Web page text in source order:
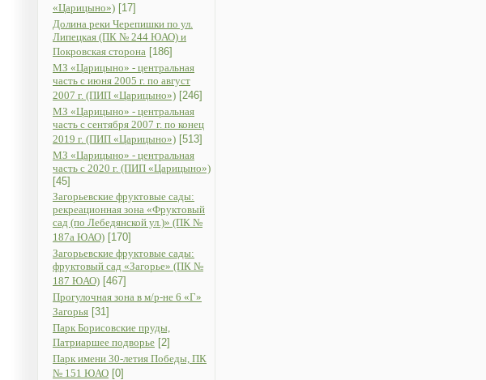
«Царицыно») [17]
Долина реки Черепишки по ул.
Липецкая (ПК № 244 ЮАО) и
Покровская сторона [186]
МЗ «Царицыно» - центральная
часть с июня 2005 г. по август
2007 г. (ПИП «Царицыно») [246]
МЗ «Царицыно» - центральная
часть с сентября 2007 г. по конец
2019 г. (ПИП «Царицыно») [513]
МЗ «Царицыно» - центральная
часть с 2020 г. (ПИП «Царицыно»)
[45]
Загорьевские фруктовые сады:
рекреационная зона «Фруктовый
сад (по Лебедянской ул.)» (ПК №
187а ЮАО) [170]
Загорьевские фруктовые сады:
фруктовый сад «Загорье» (ПК №
187 ЮАО) [467]
Прогулочная зона в м/р-не 6 «Г»
Загорья [31]
Парк Борисовские пруды,
Патриаршее подворье [2]
Парк имени 30-летия Победы, ПК
№ 151 ЮАО [0]